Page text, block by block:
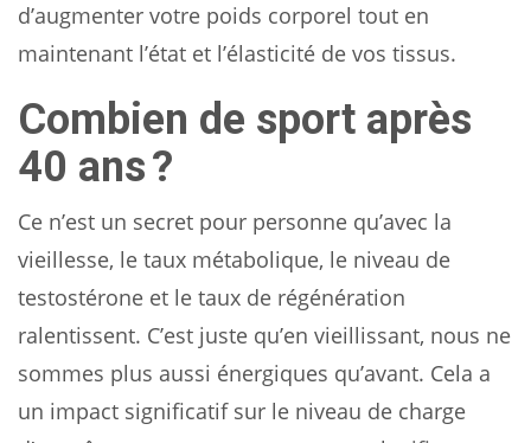
d’augmenter votre poids corporel tout en
maintenant l’état et l’élasticité de vos tissus.
Combien de sport après
40 ans ?
Ce n’est un secret pour personne qu’avec la
vieillesse, le taux métabolique, le niveau de
testostérone et le taux de régénération
ralentissent. C’est juste qu’en vieillissant, nous ne
sommes plus aussi énergiques qu’avant. Cela a
un impact significatif sur le niveau de charge